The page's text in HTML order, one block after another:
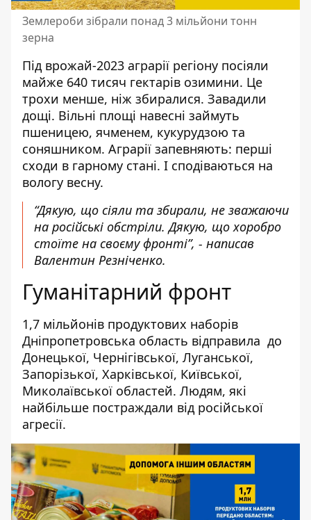
Землероби зібрали понад 3 мільйони тонн
зерна
Під врожай-2023 аграрії регіону посіяли
майже 640 тисяч гектарів озимини. Це
трохи менше, ніж збиралися. Завадили
дощі. Вільні площі навесні займуть
пшеницею, ячменем, кукурудзою та
соняшником. Аграрії запевняють: перші
сходи в гарному стані. І сподіваються на
вологу весну.
“Дякую, що сіяли та збирали, не зважаючи
на російські обстріли. Дякую, що хоробро
стоїте на своєму фронті”, - написав
Валентин Резніченко.
Гуманітарний фронт
1,7 мільйонів продуктових наборів
Дніпропетровська область відправила до
Донецької, Чернігівської, Луганської,
Запорізької, Харківської, Київської,
Миколаївської областей. Людям, якi
найбільше постраждали вiд росiйської
агресiї.